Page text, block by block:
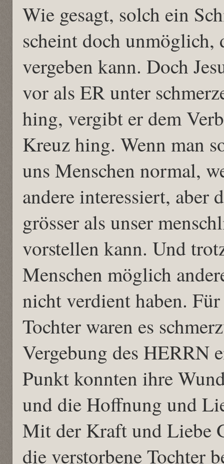
Wie gesagt, solch ein
scheint doch unmöglich,
vergeben kann. Doch
vor als ER unter
hing, vergibt er dem
Kreuz hing. Wenn man
uns Menschen normal,
andere interessiert, aber
grösser als unser
vorstellen kann. Und
Menschen möglich
nicht verdient haben.
Tochter waren es
Vergebung des HERRN
Punkt konnten ihre
und die Hoffnung und
Mit der Kraft und Liebe
die verstorbene Tochter